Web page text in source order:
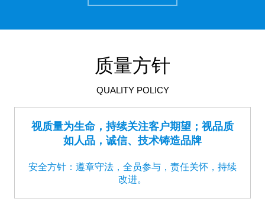
质量方针
QUALITY POLICY
视质量为生命，持续关注客户期望；视品质
如人品，诚信、技术铸造品牌
安全方针：遵章守法，全员参与，责任关怀，持续
改进。